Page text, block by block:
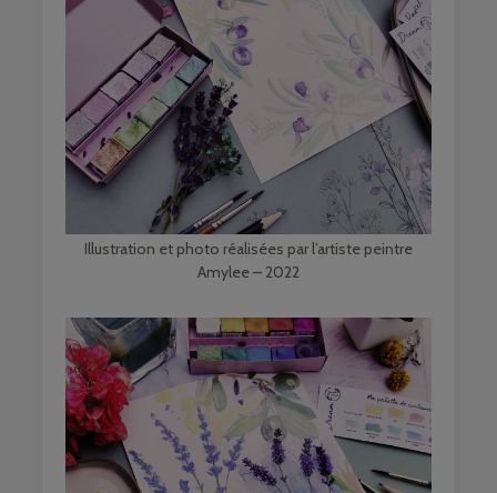
Illustration et photo réalisées par l’artiste peintre
Amylee – 2022